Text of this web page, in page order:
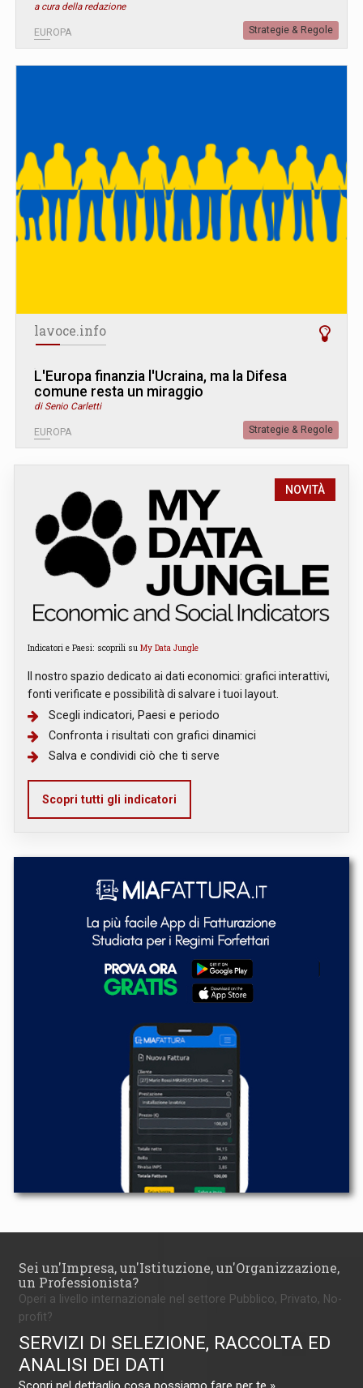
a cura della redazione
EUROPA Strategie & Regole
lavoce.info
L'Europa finanzia l'Ucraina, ma la Difesa
comune resta un miraggio
di Senio Carletti
EUROPA Strategie & Regole
NOVITÀ
Indicatori e Paesi: scoprili su My Data Jungle
Il nostro spazio dedicato ai dati economici: grafici interattivi,
fonti verificate e possibilità di salvare i tuoi layout.
Scegli indicatori, Paesi e periodo
Confronta i risultati con grafici dinamici
Salva e condividi ciò che ti serve
Scopri tutti gli indicatori
Sei un'Impresa, un'Istituzione, un'Organizzazione,
un Professionista?
Operi a livello internazionale nel settore Pubblico, Privato, No-
profit?
SERVIZI DI SELEZIONE, RACCOLTA ED
ANALISI DEI DATI